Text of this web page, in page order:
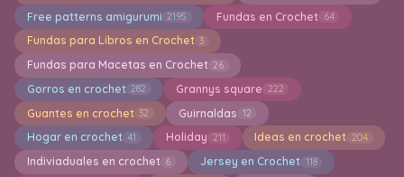
Free patterns amigurumi 2195 Fundas en Crochet 64
Fundas para Libros en Crochet 3
Fundas para Macetas en Crochet 26
Gorros en crochet 282 Grannys square 222
Guantes en crochet 32 Guirnaldas 12
Hogar en crochet 41 Holiday 211 Ideas en crochet 204
Indiviaduales en crochet 6 Jersey en Crochet 118